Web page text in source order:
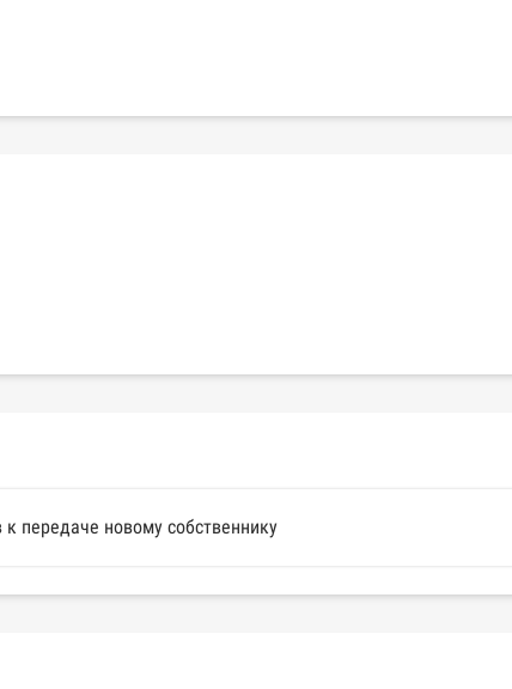
передаче новому собственнику